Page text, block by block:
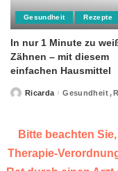
Gesundheit Rezepte
In nur 1 Minute zu
Zähnen – mit diesem
einfachen Hausmittel
PostedRicarda Gesundheit
Bitte beachten
Therapie-